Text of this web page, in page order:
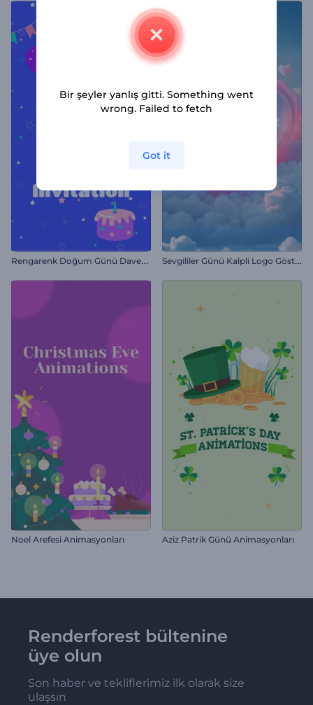
R
engarenk Doğum Günü Davetiyesi S
evgililer Günü Kalpli Logo Gösterimi
Noel Arefesi Animasyonları Aziz Patrik Günü Animasyonları
Renderforest bültenine
üye olun
Son haber ve tekliflerimiz ilk olarak size
ulaşsın
Bir şeyler yanlış gitti. Something went
wrong. Failed to fetch
Got it